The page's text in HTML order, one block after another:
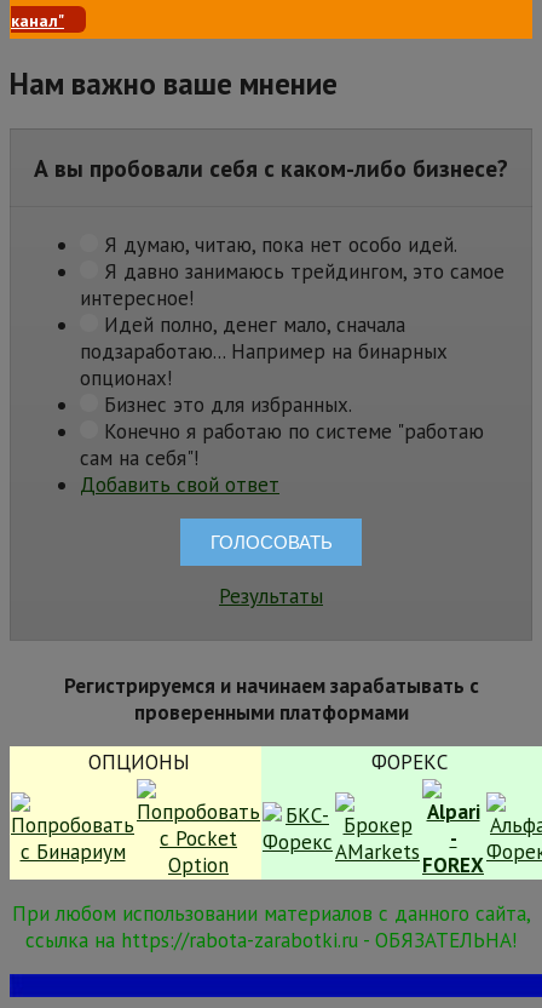
канал"
Нам важно ваше мнение
А вы пробовали себя с каком-либо бизнесе?
Я думаю, читаю, пока нет особо идей.
Я давно занимаюсь трейдингом, это самое
интересное!
Идей полно, денег мало, сначала
подзаработаю... Например на бинарных
опционах!
Бизнес это для избранных.
Конечно я работаю по системе "работаю
сам на себя"!
Добавить свой ответ
Результаты
Регистрируемся и начинаем зарабатывать с
проверенными платформами
ОПЦИОНЫ
ФОРЕКС
При любом использовании материалов с данного сайта,
ссылка на https://rabota-zarabotki.ru - ОБЯЗАТЕЛЬНА!